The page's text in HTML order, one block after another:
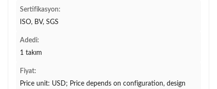
Sertifikasyon:
ISO, BV, SGS
Adedi:
1 takım
Fiyat:
Price unit: USD; Price depends on configuration, design